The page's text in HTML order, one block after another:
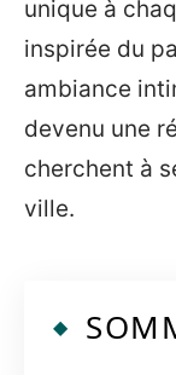
unique à
inspirée du
ambiance
devenu une
cherchent à
ville.